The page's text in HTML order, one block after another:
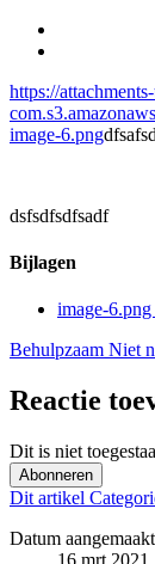
https://
image-6.png
dsfsdfsdfsadf
Bijlagen
image-6.png
Behulpzaam Niet
Reactie
Dit is niet
Abonneren
Dit artikel
Datum aangemaakt
16 mrt 2021